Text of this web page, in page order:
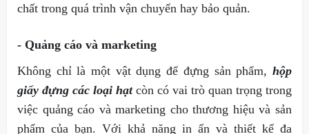
chất trong quá trình vận chuyển hay bảo quản.
- Quảng cáo và marketing
Không chỉ là một vật dụng để đựng sản phẩm, hộp
giấy đựng các loại hạtcòn có vai trò quan trọng trong
việc quảng cáo và marketing cho thương hiệu và sản
phẩm của bạn. Với khả năng in ấn và thiết kế đa